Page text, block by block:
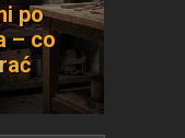
po
– co